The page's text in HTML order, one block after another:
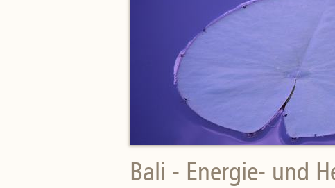
Bali - Energie- und